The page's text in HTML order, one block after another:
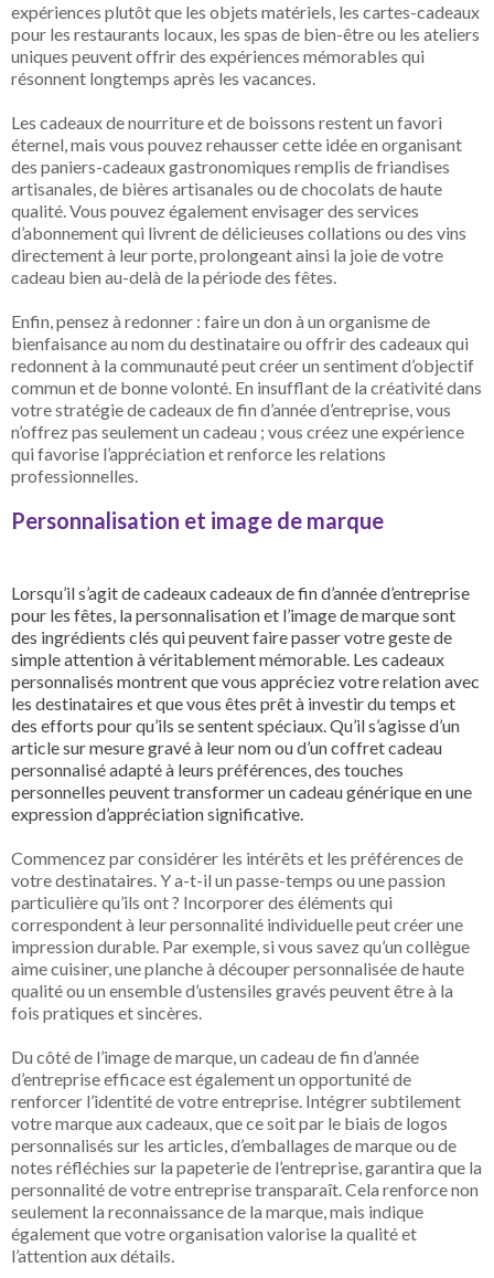
expériences plutôt que les objets matériels, les cartes-cadeaux
pour les restaurants locaux, les spas de bien-être ou les ateliers
uniques peuvent offrir des expériences mémorables qui
résonnent longtemps après les vacances.
Les cadeaux de nourriture et de boissons restent un favori
éternel, mais vous pouvez rehausser cette idée en organisant
des paniers-cadeaux gastronomiques remplis de friandises
artisanales, de bières artisanales ou de chocolats de haute
qualité. Vous pouvez également envisager des services
d’abonnement qui livrent de délicieuses collations ou des vins
directement à leur porte, prolongeant ainsi la joie de votre
cadeau bien au-delà de la période des fêtes.
Enfin, pensez à redonner : faire un don à un organisme de
bienfaisance au nom du destinataire ou offrir des cadeaux qui
redonnent à la communauté peut créer un sentiment d’objectif
commun et de bonne volonté. En insufflant de la créativité dans
votre stratégie de cadeaux de fin d’année d’entreprise, vous
n’offrez pas seulement un cadeau ; vous créez une expérience
qui favorise l’appréciation et renforce les relations
professionnelles.
Personnalisation et image de marque
Lorsqu’il s’agit de cadeaux cadeaux de fin d’année d’entreprise
pour les fêtes, la personnalisation et l’image de marque sont
des ingrédients clés qui peuvent faire passer votre geste de
simple attention à véritablement mémorable. Les cadeaux
personnalisés montrent que vous appréciez votre relation avec
les destinataires et que vous êtes prêt à investir du temps et
des efforts pour qu’ils se sentent spéciaux. Qu’il s’agisse d’un
article sur mesure gravé à leur nom ou d’un coffret cadeau
personnalisé adapté à leurs préférences, des touches
personnelles peuvent transformer un cadeau générique en une
expression d’appréciation significative.
Commencez par considérer les intérêts et les préférences de
votre destinataires. Y a-t-il un passe-temps ou une passion
particulière qu’ils ont ? Incorporer des éléments qui
correspondent à leur personnalité individuelle peut créer une
impression durable. Par exemple, si vous savez qu’un collègue
aime cuisiner, une planche à découper personnalisée de haute
qualité ou un ensemble d’ustensiles gravés peuvent être à la
fois pratiques et sincères.
Du côté de l’image de marque, un cadeau de fin d’année
d’entreprise efficace est également un opportunité de
renforcer l’identité de votre entreprise. Intégrer subtilement
votre marque aux cadeaux, que ce soit par le biais de logos
personnalisés sur les articles, d’emballages de marque ou de
notes réfléchies sur la papeterie de l’entreprise, garantira que la
personnalité de votre entreprise transparaît. Cela renforce non
seulement la reconnaissance de la marque, mais indique
également que votre organisation valorise la qualité et
l’attention aux détails.